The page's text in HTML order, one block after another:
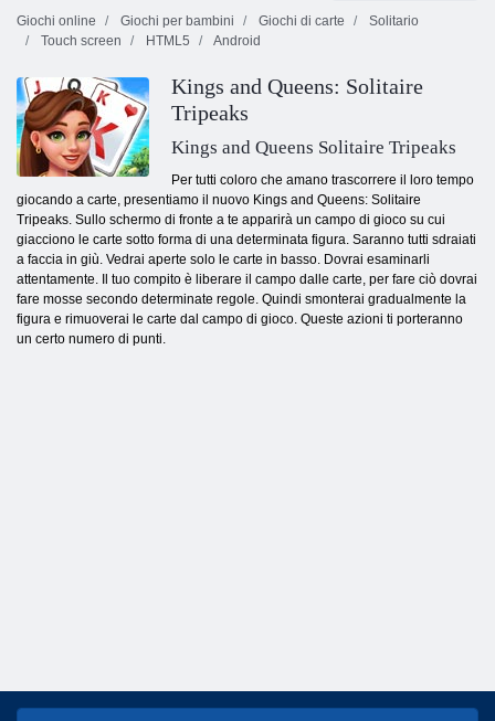
Giochi online
Giochi per bambini Giochi di carte
Solitario
Touch screen
HTML5 Android
Kings and Queens: Solitaire
Tripeaks
Kings and Queens Solitaire Tripeaks
Per tutti coloro che amano trascorrere il loro tempo
giocando a carte, presentiamo il nuovo Kings and Queens: Solitaire
Tripeaks. Sullo schermo di fronte a te apparirà un campo di gioco su cui
giacciono le carte sotto forma di una determinata figura. Saranno tutti sdraiati
a faccia in giù. Vedrai aperte solo le carte in basso. Dovrai esaminarli
attentamente. Il tuo compito è liberare il campo dalle carte, per fare ciò dovrai
fare mosse secondo determinate regole. Quindi smonterai gradualmente la
figura e rimuoverai le carte dal campo di gioco. Queste azioni ti porteranno
un certo numero di punti.